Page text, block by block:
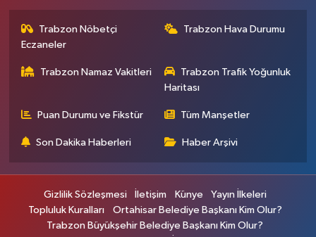
Trabzon Nöbetçi
Eczaneler
Trabzon Hava Durumu
Trabzon Namaz Vakitleri
Trabzon Trafik Yoğunluk
Haritası
Puan Durumu ve Fikstür Tüm Manşetler
Son Dakika Haberleri Haber Arşivi
Gizlilik Sözleşmesi İletişim Künye
Yayın İlkeleri
Topluluk Kuralları
Ortahisar Belediye Başkanı Kim Olur?
Trabzon Büyükşehir Belediye Başkanı Kim Olur?